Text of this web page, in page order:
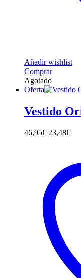
Añadir wishlist
Comprar
Agotado
Oferta
Vestido
46,95€ 23,48€